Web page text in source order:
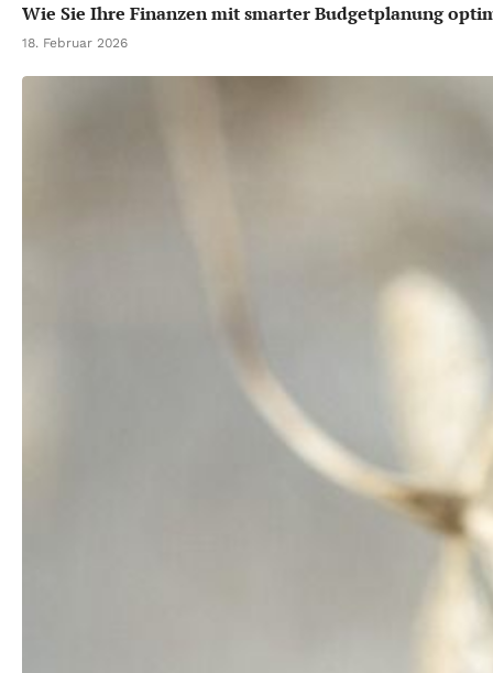
Wie Sie Ihre Finanzen mit smarter Budgetplanung
18. Februar 2026